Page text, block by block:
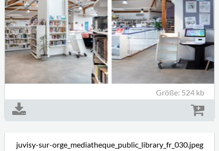
Größe: 524 kb
juvisy-sur-orge_mediatheque_public_library_fr_030.jpeg